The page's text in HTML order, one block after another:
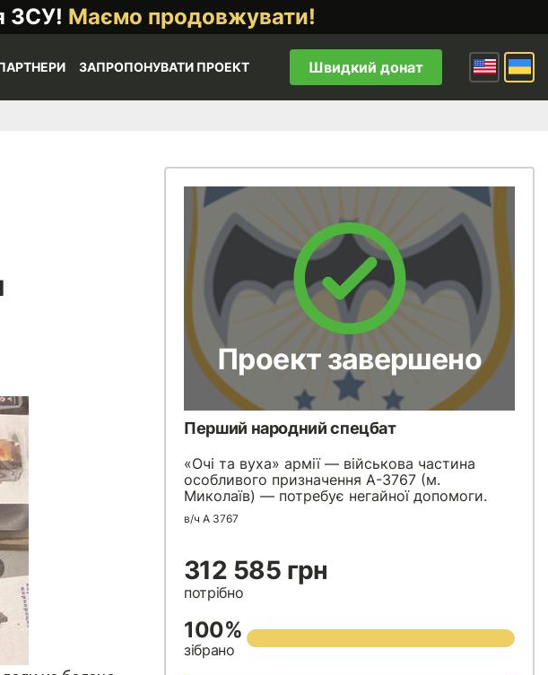
ЗСУ! Маємо продовжувати!
ЗАПРОПОНУВАТИ ПРОЕКТ Швидкий донат
Проект завершено
Перший народний спецбат
«Очі та вуха» армії — військова частина
особливого призначення А-3767 (м.
Миколаїв) — потребує негайної допомоги.
в/ч А 3767
312 585 грн
потрібно
100%
зібрано